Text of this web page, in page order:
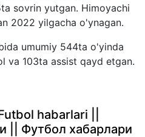
sovrin yutgan. Himoyachi
2022 yilgacha o'ynagan.
umumiy 544ta o'yinda
va 103ta assist qayd etgan.
habarlari ||
|| Футбол хабарлари